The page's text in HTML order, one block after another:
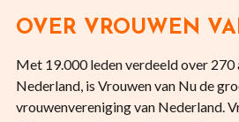
OVER VROUWEN
Met 19.000 leden verdeeld over 270
Nederland, is Vrouwen van Nu de
vrouwenvereniging van Nederland.